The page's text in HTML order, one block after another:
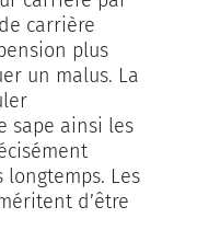
carrière
plus
un malus. La
sape ainsi les
Les
d’être